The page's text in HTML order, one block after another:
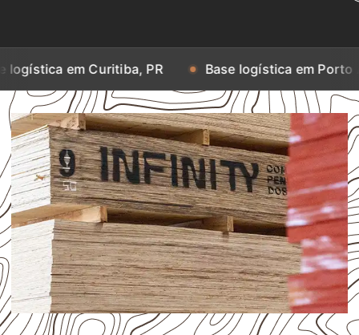
Curitiba, PR Base logística em Porto Alegre, RS